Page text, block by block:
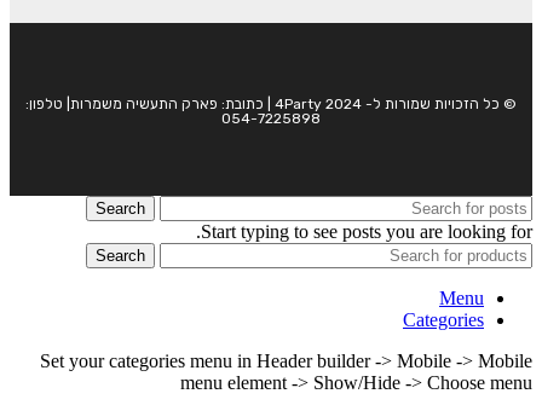
© כל הזכויות שמורות ל- 4Party 2024 | כתובת: פארק התעשיה משמרות| טלפון:
054-7225898
Search
Start typing to see posts you are looking for.
Search
Menu
Categories
Set your categories menu in Header builder -> Mobile -> Mobile
menu element -> Show/Hide -> Choose menu